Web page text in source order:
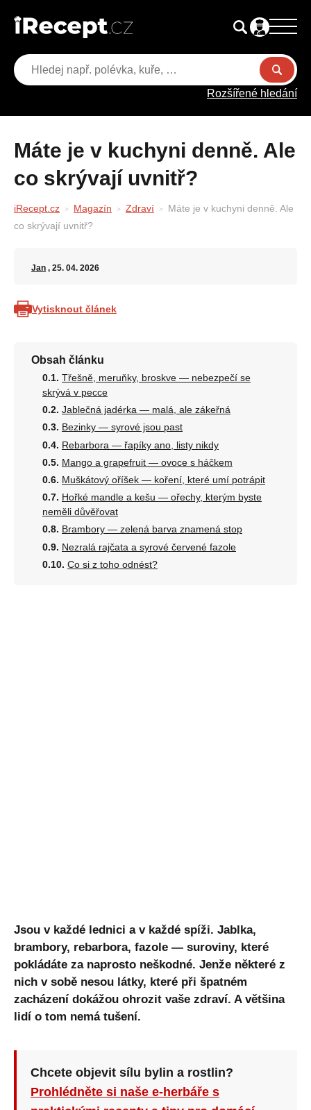
Rozšířené hledání
Máte je v kuchyni denně. Ale
co skrývají uvnitř?
iRecept.cz Magazín Zdraví
Máte je v kuchyni denně. Ale
co skrývají uvnitř?
Jan , 25. 04. 2026
Vytisknout článek
Obsah článku
Třešně, meruňky, broskve — nebezpečí se
skrývá v pecce
Jablečná jadérka — malá, ale zákeřná
Bezinky — syrové jsou past
Rebarbora — řapíky ano, listy nikdy
Mango a grapefruit — ovoce s háčkem
Muškátový oříšek — koření, které umí potrápit
Hořké mandle a kešu — ořechy, kterým byste
neměli důvěřovat
Brambory — zelená barva znamená stop
Nezralá rajčata a syrové červené fazole
Co si z toho odnést?
Jsou v každé lednici a v každé spíži. Jablka,
brambory, rebarbora, fazole — suroviny, které
pokládáte za naprosto neškodné. Jenže některé z
nich v sobě nesou látky, které při špatném
zacházení dokážou ohrozit vaše zdraví. A většina
lidí o tom nemá tušení.
Chcete objevit sílu bylin a rostlin?
Prohlédněte si naše e-herbáře s